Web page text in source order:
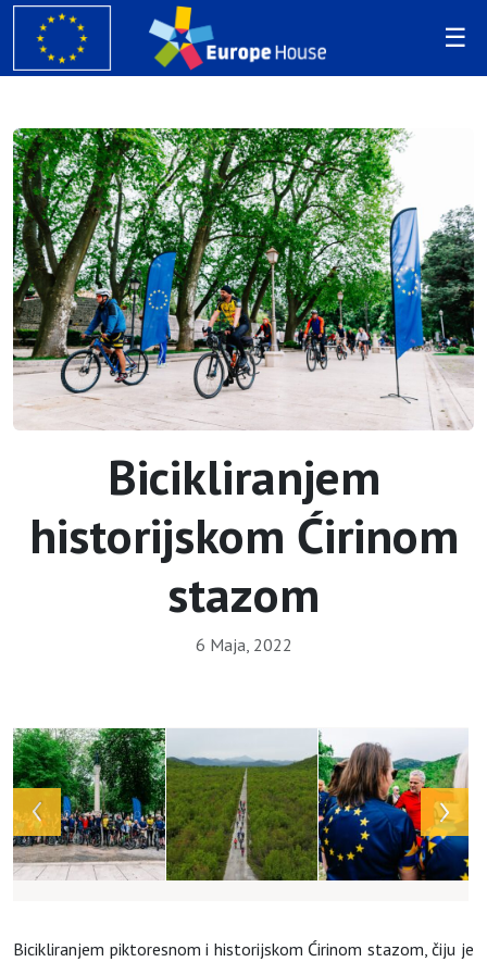
Bicikliranjem
historijskom Ćirinom
stazom
6 Maja, 2022
Bicikliranjem piktoresnom i historijskom Ćirinom stazom, čiju je